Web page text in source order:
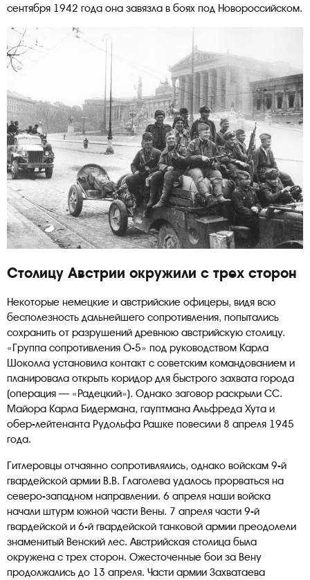
сентября 1942 года она завязла в боях под Новороссийском.
Столицу Австрии окружили с трех сторон
Некоторые немецкие и австрийские офицеры, видя всю
бесполезность дальнейшего сопротивления, попытались
сохранить от разрушений древнюю австрийскую столицу.
«Группа сопротивления O-5» под руководством Карла
Шоколла установила контакт с советским командованием и
планировала открыть коридор для быстрого захвата города
(операция — «Радецкий»). Однако заговор раскрыли СС.
Майора Карла Бидермана, гауптмана Альфреда Хута и
обер-лейтенанта Рудольфа Рашке повесили 8 апреля 1945
года.
Гитлеровцы отчаянно сопротивлялись, однако войскам 9-й
гвардейской армии В.В. Глаголева удалось прорваться на
северо-западном направлении. 6 апреля наши войска
начали штурм южной части Вены. 7 апреля части 9-й
гвардейской и 6-й гвардейской танковой армии преодолели
знаменитый Венский лес. Австрийская столица была
окружена с трех сторон. Ожесточенные бои за Вену
продолжались до 13 апреля. Части армии Захватаева